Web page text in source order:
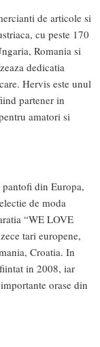
de articole si
cu peste 170
Romania si
dedicatia
Hervis este unul
partener in
amatori si
din Europa,
de moda
“WE LOVE
tari europene,
Croatia. In
in 2008, iar
orase din